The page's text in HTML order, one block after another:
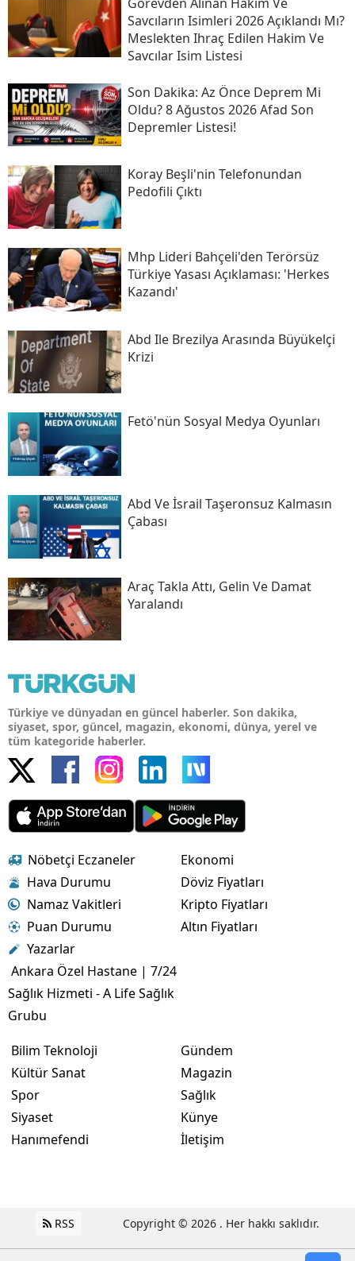
Savcıların Isimleri 2026 Açıklandı Mı?
Meslekten Ihraç Edilen Hakim Ve
Savcılar Isim Listesi
Son Daki̇ka: Az Önce Deprem Mi
Oldu? 8 Ağustos 2026 Afad Son
Depremler Listesi!
Koray Beşli'nin Telefonundan
Pedofili Çıktı
Mhp Lideri Bahçeli'den Terörsüz
Türkiye Yasası Açıklaması: 'herkes
Kazandı'
Abd Ile Brezilya Arasında Büyükelçi
Krizi
Fetö'nün Sosyal Medya Oyunları
Abd Ve İsrail Taşeronsuz Kalmasın
Çabası
Araç Takla Attı, Gelin Ve Damat
Yaralandı
Türkiye ve dünyadan en güncel haberler. Son dakika,
siyaset, spor, güncel, magazin, ekonomi, dünya, yerel ve
tüm kategoride haberler.
Nöbetçi Eczaneler
Hava Durumu
Namaz Vakitleri
Puan Durumu
Yazarlar
Ankara Özel Hastane | 7/24
Sağlık Hizmeti - A Life Sağlık
Grubu
Ekonomi
Döviz Fiyatları
Kripto Fiyatları
Altın Fiyatları
Bilim Teknoloji
Kültür Sanat
Spor
Siyaset
Hanımefendi
Gündem
Magazin
Sağlık
Künye
İletişim
RSS Copyright © 2026 . Her hakkı saklıdır.